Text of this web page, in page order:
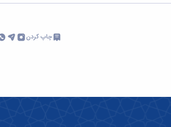
چاپ کردن